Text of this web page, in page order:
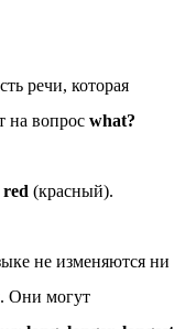
речи, которая
на вопрос what?
red (красный).
не изменяются ни
Они могут